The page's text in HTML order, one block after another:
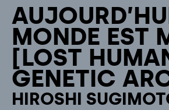
MONDE EST
[LOST
GENETIC
HIROSHI